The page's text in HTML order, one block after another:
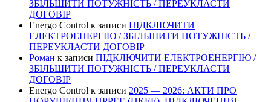
ЗБІЛЬШИТИ ПОТУЖНІСТЬ / ПЕРЕУКЛАСТИ
ДОГОВІР
Energo Control к записи ПІДКЛЮЧИТИ
ЕЛЕКТРОЕНЕРГІЮ / ЗБІЛЬШИТИ ПОТУЖНІСТЬ /
ПЕРЕУКЛАСТИ ДОГОВІР
Роман к записи ПІДКЛЮЧИТИ ЕЛЕКТРОЕНЕРГІЮ /
ЗБІЛЬШИТИ ПОТУЖНІСТЬ / ПЕРЕУКЛАСТИ
ДОГОВІР
Energo Control к записи 2025 — 2026: АКТИ ПРО